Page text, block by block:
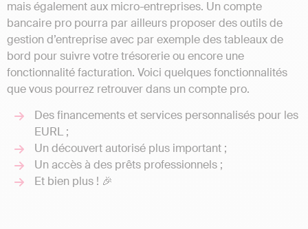
mais également aux micro-entreprises. Un compte
bancaire pro pourra par ailleurs proposer des outils de
gestion d’entreprise avec par exemple des tableaux de
bord pour suivre votre trésorerie ou encore une
fonctionnalité facturation. Voici quelques fonctionnalités
que vous pourrez retrouver dans un compte pro.
Des financements et services personnalisés pour les
EURL ;
Un découvert autorisé plus important ;
Un accès à des prêts professionnels ;
Et bien plus ! 🎉